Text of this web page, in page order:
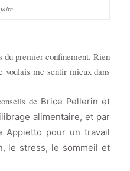
du premier confinement. Rien
voulais me sentir mieux dans
de Brice Pellerin et
alimentaire, et par
Appietto pour un travail
le stress, le sommeil et